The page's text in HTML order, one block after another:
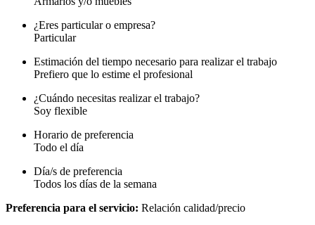
¿Eres particular o empresa?
Particular
Estimación del tiempo necesario para realizar el trabajo
Prefiero que lo estime el profesional
¿Cuándo necesitas realizar el trabajo?
Soy flexible
Horario de preferencia
Todo el día
Día/s de preferencia
Todos los días de la semana
Preferencia para el servicio: Relación calidad/precio